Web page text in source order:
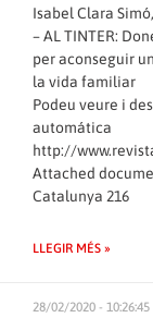
Isabel Clara
– AL TINTER:
per aconseguir
la vida familiar
Podeu veure i
automática
http://
Attached
Catalunya 216
LLEGIR MÉS »
28/02/2020 - 10:26:45